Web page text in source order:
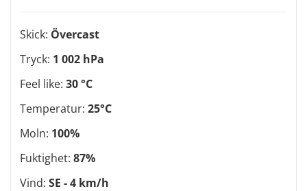
Skick: Övercast
Tryck: 1 002 hPa
Feel like: 30 °C
Temperatur: 25°C
Moln: 100%
Fuktighet: 87%
Vind: SE - 4 km/h